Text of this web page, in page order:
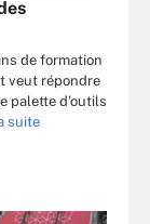
de formation
veut répondre
palette d'outils
suite